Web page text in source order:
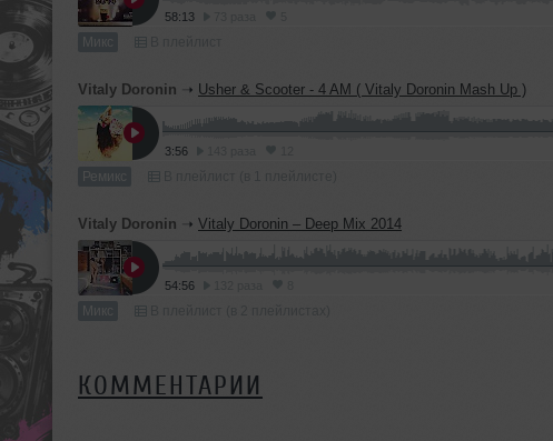
58:13
Микс
Vitaly Doronin ➝ Usher & Scooter - 4 AM ( Vitaly Doronin Mash Up )
3:56
Ремикс
Vitaly Doronin ➝ Vitaly Doronin – Deep Mix 2014
54:56
Микс
КОММЕНТАРИИ